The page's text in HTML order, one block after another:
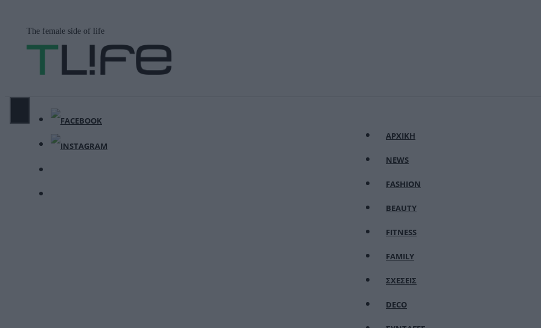
περιεχόμενο
The female side of life
ΑΡΧΙΚΗ
NEWS
FASHION
BEAUTY
FITNESS
FAMILY
ΣΧΕΣΕΙΣ
DECO